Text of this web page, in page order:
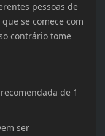
pessoas de
se comece com
contrário tome
de 1
ser